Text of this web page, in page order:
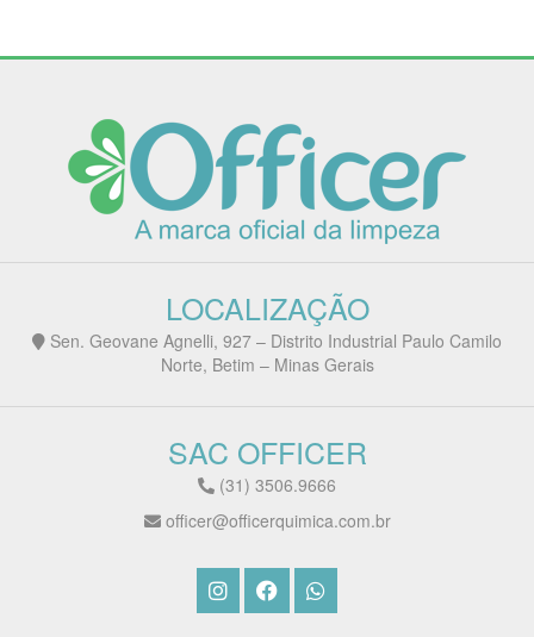
LOCALIZAÇÃO
Sen. Geovane Agnelli, 927 – Distrito Industrial Paulo Camilo
Norte, Betim – Minas Gerais
SAC OFFICER
(31) 3506.9666
officer@officerquimica.com.br